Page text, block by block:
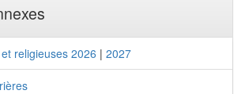
religieuses 2026 | 2027